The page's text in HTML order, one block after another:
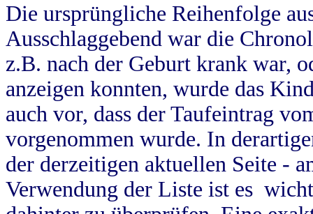
Die ursprüngliche Reihenfolge
Ausschlaggebend war die
z.B. nach der Geburt krank war,
anzeigen konnten, wurde das
auch vor, dass der Taufeintrag
vorgenommen wurde. In
der derzeitigen aktuellen Seite -
Verwendung der Liste ist es